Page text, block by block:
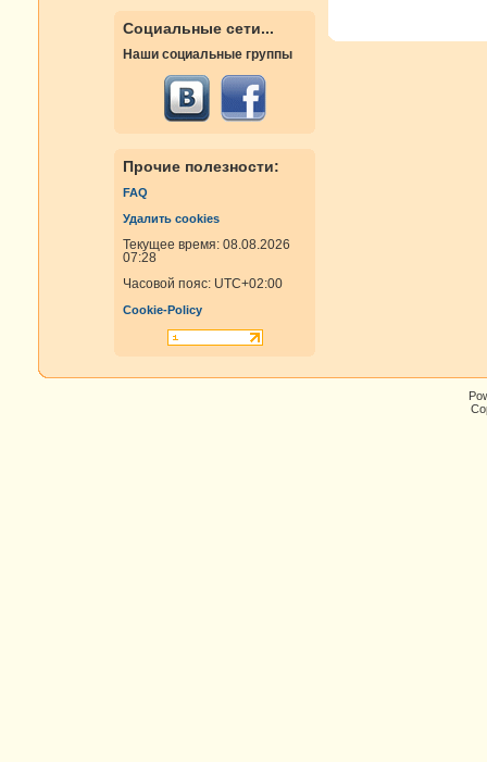
Социальные сети...
Наши социальные группы
Прочие полезности:
FAQ
Удалить cookies
Текущее время: 08.08.2026
07:28
Часовой пояс: UTC+02:00
Cookie-Policy